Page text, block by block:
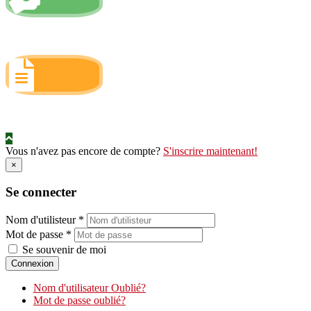
Vous n'avez pas encore de compte? S'inscrire maintenant!
×
Se connecter
Nom d'utilisteur *
Mot de passe *
Se souvenir de moi
Connexion
Nom d'utilisateur Oublié?
Mot de passe oublié?